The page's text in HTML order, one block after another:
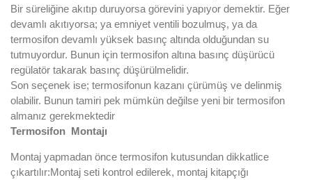
Bir süreliğine akıtıp duruyorsa görevini yapıyor demektir. Eğer
devamlı akıtıyorsa; ya emniyet ventili bozulmuş, ya da
termosifon devamlı yüksek basınç altında olduğundan su
tutmuyordur. Bunun için termosifon altına basınç düşürücü
regülatör takarak basınç düşürülmelidir.
Son seçenek ise; termosifonun kazanı çürümüş ve delinmiş
olabilir. Bunun tamiri pek mümkün değilse yeni bir termosifon
almanız gerekmektedir
Termosifon Montajı
Montaj yapmadan önce termosifon kutusundan dikkatlice
çıkartılır:Montaj seti kontrol edilerek, montaj kitapçığı